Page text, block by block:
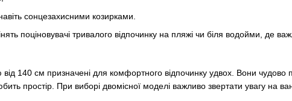
сонцезахисними козирками.
поціновувачі тривалого відпочинку на пляжі чи біля водойми, де
140 см призначені для комфортного відпочинку удвох. Вони чудово
простір. При виборі двомісної моделі важливо звертати увагу на